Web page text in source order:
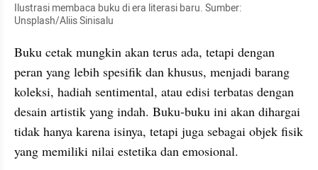
Ilustrasi membaca buku di era literasi baru. Sumber:
Unsplash/Aliis Sinisalu
Buku cetak mungkin akan terus ada, tetapi dengan
peran yang lebih spesifik dan khusus, menjadi barang
koleksi, hadiah sentimental, atau edisi terbatas dengan
desain artistik yang indah. Buku-buku ini akan dihargai
tidak hanya karena isinya, tetapi juga sebagai objek fisik
yang memiliki nilai estetika dan emosional.